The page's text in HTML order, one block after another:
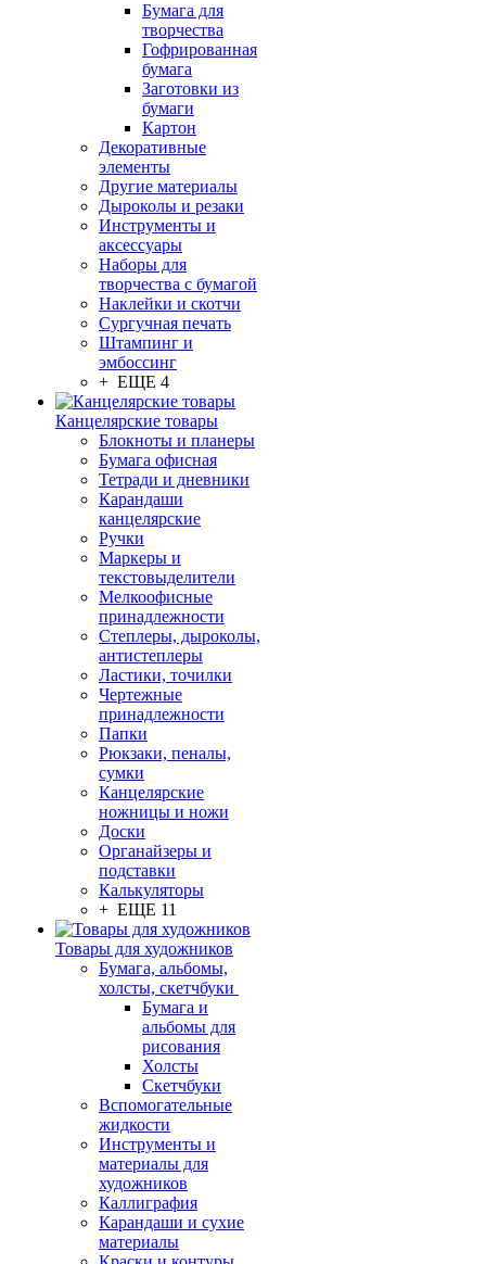
Бумага для
творчества
Гофрированная
бумага
Заготовки из
бумаги
Картон
Декоративные
элементы
Другие материалы
Дыроколы и резаки
Инструменты и
аксессуары
Наборы для
творчества с бумагой
Наклейки и скотчи
Сургучная печать
Штампинг и
эмбоссинг
+ ЕЩЕ 4
Канцелярские товары
Блокноты и планеры
Бумага офисная
Тетради и дневники
Карандаши
канцелярские
Ручки
Маркеры и
текстовыделители
Мелкоофисные
принадлежности
Степлеры, дыроколы,
антистеплеры
Ластики, точилки
Чертежные
принадлежности
Папки
Рюкзаки, пеналы,
сумки
Канцелярские
ножницы и ножи
Доски
Органайзеры и
подставки
Калькуляторы
+ ЕЩЕ 11
Товары для художников
Бумага, альбомы,
холсты, скетчбуки
Бумага и
альбомы для
рисования
Холсты
Скетчбуки
Вспомогательные
жидкости
Инструменты и
материалы для
художников
Каллиграфия
Карандаши и сухие
материалы